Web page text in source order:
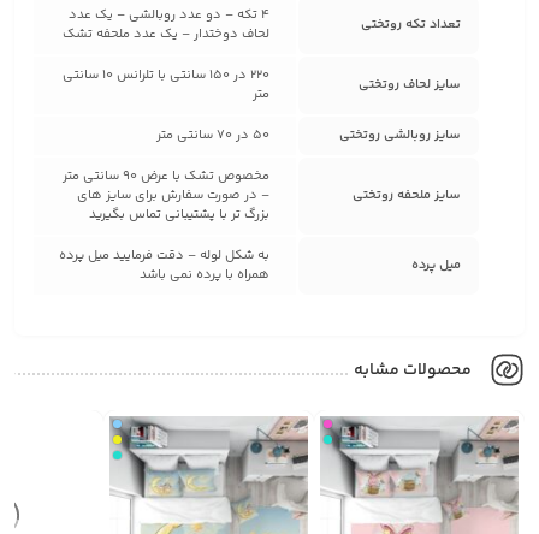
تعداد تکه روتختی
4 تکه – دو عدد روبالشی – یک عدد
لحاف دوختدار – یک عدد ملحفه تشک
سایز لحاف روتختی
220 در 150 سانتی با تلرانس 10 سانتی
متر
سایز روبالشی روتختی
50 در 70 سانتی متر
سایز ملحفه روتختی
مخصوص تشک با عرض 90 سانتی متر
– در صورت سفارش برای سایز های
بزرگ تر با پشتیبانی تماس بگیرید
میل پرده
به شکل لوله – دقت فرمایید میل پرده
همراه با پرده نمی باشد
محصولات مشابه